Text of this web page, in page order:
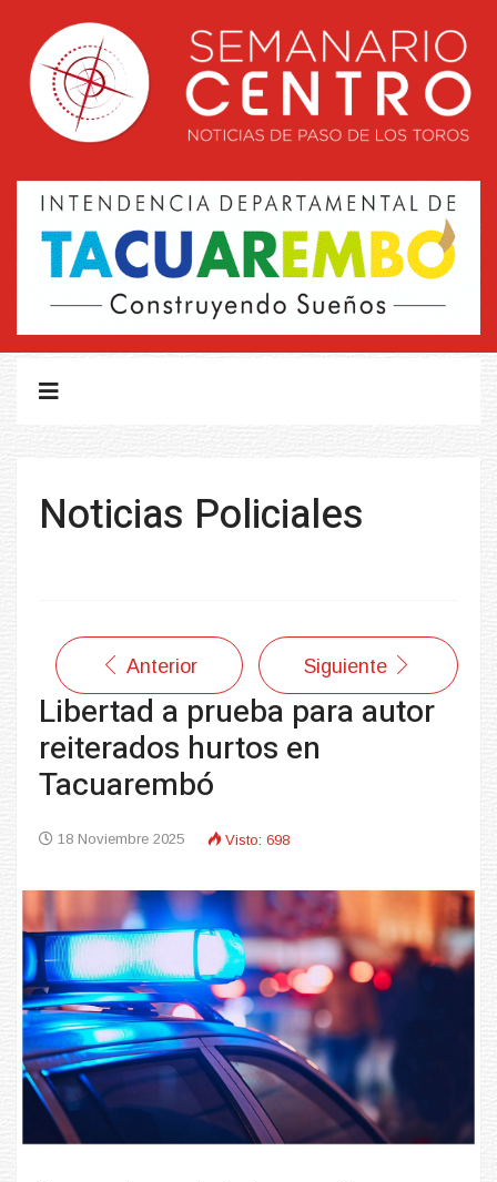
Noticias Policiales
Anterior Siguiente
Libertad a prueba para autor
reiterados hurtos en
Tacuarembó
18 Noviembre 2025 Visto: 698